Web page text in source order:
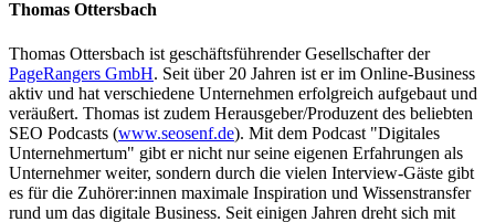
Thomas Ottersbach
Thomas Ottersbach ist geschäftsführender Gesellschafter der
PageRangers GmbH. Seit über 20 Jahren ist er im Online-Business
aktiv und hat verschiedene Unternehmen erfolgreich aufgebaut und
veräußert. Thomas ist zudem Herausgeber/Produzent des beliebten
SEO Podcasts (www.seosenf.de). Mit dem Podcast "Digitales
Unternehmertum" gibt er nicht nur seine eigenen Erfahrungen als
Unternehmer weiter, sondern durch die vielen Interview-Gäste gibt
es für die Zuhörer:innen maximale Inspiration und Wissenstransfer
rund um das digitale Business. Seit einigen Jahren dreht sich mit